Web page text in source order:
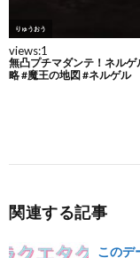
関連する記事
このデ